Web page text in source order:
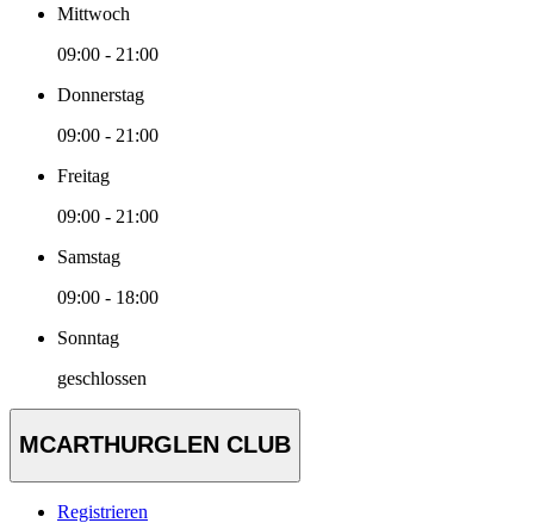
Mittwoch
09:00 - 21:00
Donnerstag
09:00 - 21:00
Freitag
09:00 - 21:00
Samstag
09:00 - 18:00
Sonntag
geschlossen
MCARTHURGLEN CLUB
Registrieren